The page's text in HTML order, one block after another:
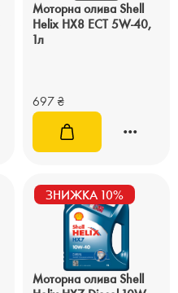
Моторна олива Shell
Helix HX8 ECT 5W-40,
1л
697₴
ЗНИЖКА 10%
Моторна олива Shell